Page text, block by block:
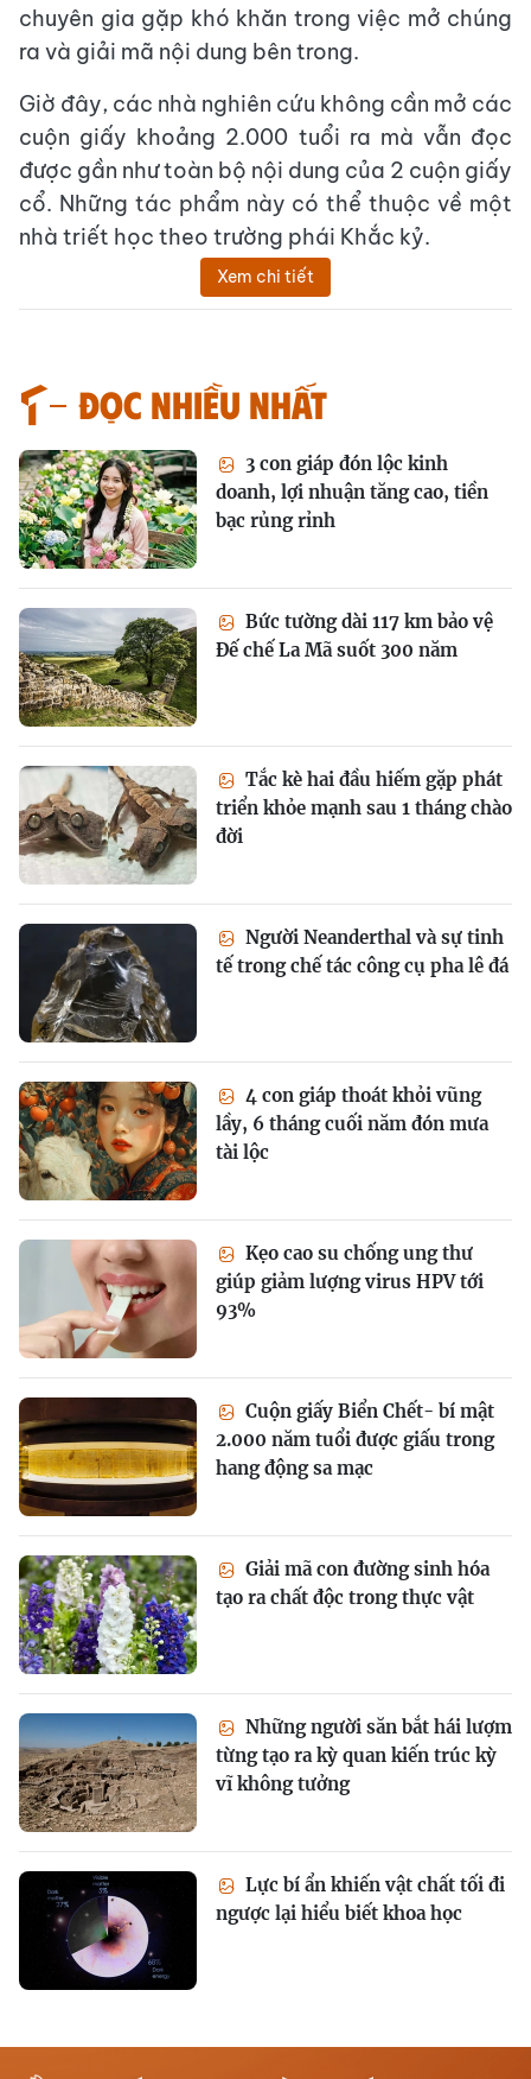
chuyên gia gặp khó khăn trong việc mở chúng
ra và giải mã nội dung bên trong.
Giờ đây, các nhà nghiên cứu không cần mở các
cuộn giấy khoảng 2.000 tuổi ra mà vẫn đọc
được gần như toàn bộ nội dung của 2 cuộn giấy
cổ. Những tác phẩm này có thể thuộc về một
nhà triết học theo trường phái Khắc kỷ.
Xem chi tiết
Đọc nhiều nhất
3 con giáp đón lộc kinh
doanh, lợi nhuận tăng cao, tiền
bạc rủng rỉnh
Bức tường dài 117 km bảo vệ
Đế chế La Mã suốt 300 năm
Tắc kè hai đầu hiếm gặp phát
triển khỏe mạnh sau 1 tháng chào
đời
Người Neanderthal và sự tinh
tế trong chế tác công cụ pha lê đá
4 con giáp thoát khỏi vũng
lầy, 6 tháng cuối năm đón mưa
tài lộc
Kẹo cao su chống ung thư
giúp giảm lượng virus HPV tới
93%
Cuộn giấy Biển Chết- bí mật
2.000 năm tuổi được giấu trong
hang động sa mạc
Giải mã con đường sinh hóa
tạo ra chất độc trong thực vật
Những người săn bắt hái lượm
từng tạo ra kỳ quan kiến trúc kỳ
vĩ không tưởng
Lực bí ẩn khiến vật chất tối đi
ngược lại hiểu biết khoa học